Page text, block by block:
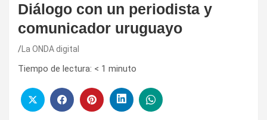
Diálogo con un periodista y
comunicador uruguayo
La ONDA digital
Tiempo de lectura: < 1 minuto